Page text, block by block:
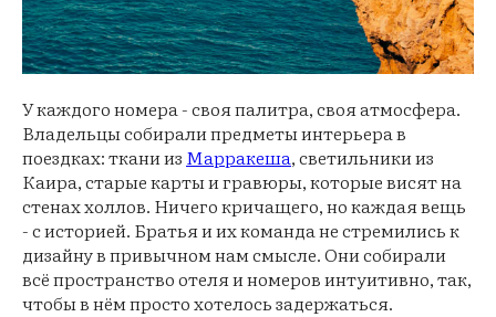
У каждого номера - своя палитра, своя атмосфера.
Владельцы собирали предметы интерьера в
поездках: ткани из Марракеша, светильники из
Каира, старые карты и гравюры, которые висят на
стенах холлов. Ничего кричащего, но каждая вещь
- с историей. Братья и их команда не стремились к
дизайну в привычном нам смысле. Они собирали
всё пространство отеля и номеров интуитивно, так,
чтобы в нём просто хотелось задержаться.